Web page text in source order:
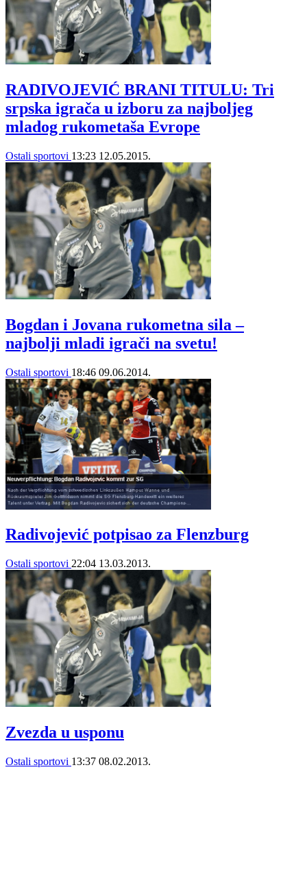
RADIVOJEVIĆ BRANI TITULU: Tri
srpska igrača u izboru za najboljeg
mladog rukometaša Evrope
Ostali sportovi 13:23 12.05.2015.
Bogdan i Jovana rukometna sila –
najbolji mladi igrači na svetu!
Ostali sportovi 18:46 09.06.2014.
Radivojević potpisao za Flenzburg
Ostali sportovi 22:04 13.03.2013.
Zvezda u usponu
Ostali sportovi 13:37 08.02.2013.